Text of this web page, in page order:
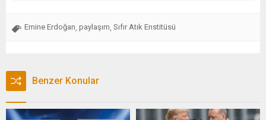
Emine Erdoğan paylaşım Sıfır Atık Enstitüsü
Benzer Konular